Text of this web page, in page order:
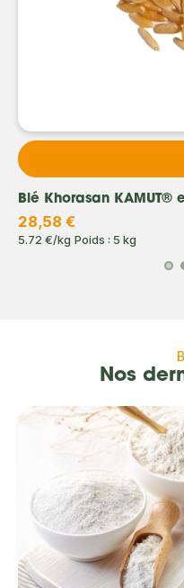
Blé Khorasan KAMUT®
28,58 €
5.72 €/kg Poids : 5 kg
Nos